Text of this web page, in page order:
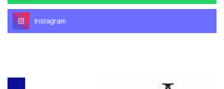
Instagram